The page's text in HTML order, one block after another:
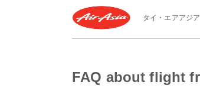
タイ・エアアジア
FAQ about flight